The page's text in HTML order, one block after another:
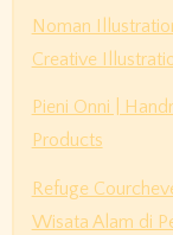
Noman
Creative
Pieni Onni |
Products
Refuge
Wisata Alam di